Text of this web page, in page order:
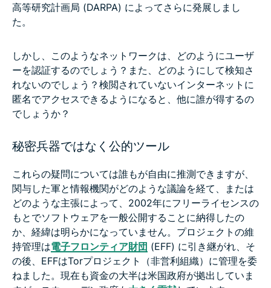
高等研究計画局 (DARPA) によってさらに発展しまし
た。
しかし、このようなネットワークは、どのようにユーザ
ーを認証するのでしょう？また、どのようにして検知さ
れないのでしょう？検閲されていないインターネットに
匿名でアクセスできるようになると、他に誰が得するの
でしょうか？
秘密兵器ではなく公的ツール
これらの疑問については誰もが自由に推測できますが、
関与した軍と情報機関がどのような議論を経て、または
どのような主張によって、2002年にフリーライセンスの
もとでソフトウェアを一般公開することに納得したの
か、経緯は明らかになっていません。プロジェクトの維
持管理は電子フロンティア財団 (EFF) に引き継がれ、そ
の後、EFFはTorプロジェクト（非営利組織）に管理を委
ねました。現在も資金の大半は米国政府が拠出していま